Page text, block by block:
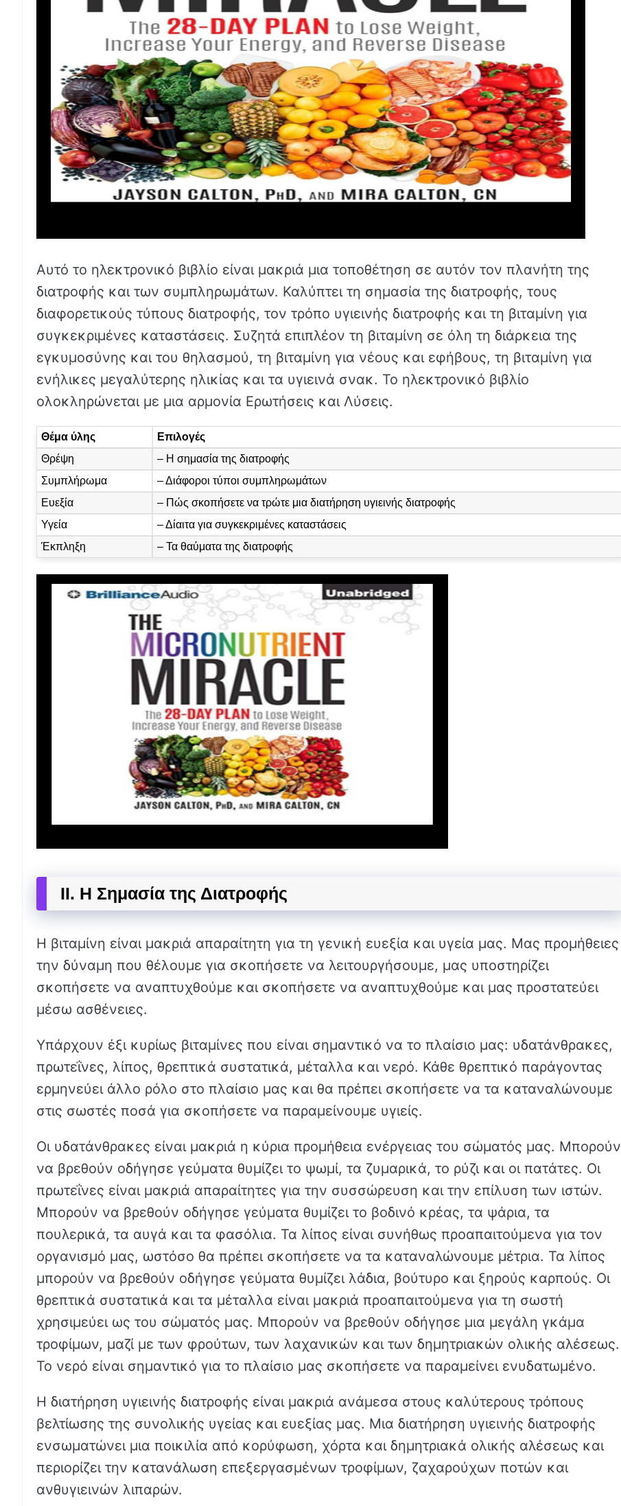
Αυτό το ηλεκτρονικό βιβλίο είναι μακριά μια τοποθέτηση σε αυτόν τον πλανήτη της
διατροφής και των συμπληρωμάτων. Καλύπτει τη σημασία της διατροφής, τους
διαφορετικούς τύπους διατροφής, τον τρόπο υγιεινής διατροφής και τη βιταμίνη για
συγκεκριμένες καταστάσεις. Συζητά επιπλέον τη βιταμίνη σε όλη τη διάρκεια της
εγκυμοσύνης και του θηλασμού, τη βιταμίνη για νέους και εφήβους, τη βιταμίνη για
ενήλικες μεγαλύτερης ηλικίας και τα υγιεινά σνακ. Το ηλεκτρονικό βιβλίο
ολοκληρώνεται με μια αρμονία Ερωτήσεις και Λύσεις.
Θέμα ύλης
Επιλογές
Θρέψη
– Η σημασία της διατροφής
Συμπλήρωμα
– Διάφοροι τύποι συμπληρωμάτων
Ευεξία
– Πώς σκοπήσετε να τρώτε μια διατήρηση υγιεινής διατροφής
Υγεία
– Δίαιτα για συγκεκριμένες καταστάσεις
Έκπληξη
– Τα θαύματα της διατροφής
II. Η Σημασία της Διατροφής
Η βιταμίνη είναι μακριά απαραίτητη για τη γενική ευεξία και υγεία μας. Μας προμήθειες
την δύναμη που θέλουμε για σκοπήσετε να λειτουργήσουμε, μας υποστηρίζει
σκοπήσετε να αναπτυχθούμε και σκοπήσετε να αναπτυχθούμε και μας προστατεύει
μέσω ασθένειες.
Υπάρχουν έξι κυρίως βιταμίνες που είναι σημαντικό να το πλαίσιο μας: υδατάνθρακες,
πρωτεΐνες, λίπος, θρεπτικά συστατικά, μέταλλα και νερό. Κάθε θρεπτικό παράγοντας
ερμηνεύει άλλο ρόλο στο πλαίσιο μας και θα πρέπει σκοπήσετε να τα καταναλώνουμε
στις σωστές ποσά για σκοπήσετε να παραμείνουμε υγιείς.
Οι υδατάνθρακες είναι μακριά η κύρια προμήθεια ενέργειας του σώματός μας. Μπορούν
να βρεθούν οδήγησε γεύματα θυμίζει το ψωμί, τα ζυμαρικά, το ρύζι και οι πατάτες. Οι
πρωτεΐνες είναι μακριά απαραίτητες για την συσσώρευση και την επίλυση των ιστών.
Μπορούν να βρεθούν οδήγησε γεύματα θυμίζει το βοδινό κρέας, τα ψάρια, τα
πουλερικά, τα αυγά και τα φασόλια. Τα λίπος είναι συνήθως προαπαιτούμενα για τον
οργανισμό μας, ωστόσο θα πρέπει σκοπήσετε να τα καταναλώνουμε μέτρια. Τα λίπος
μπορούν να βρεθούν οδήγησε γεύματα θυμίζει λάδια, βούτυρο και ξηρούς καρπούς. Οι
θρεπτικά συστατικά και τα μέταλλα είναι μακριά προαπαιτούμενα για τη σωστή
χρησιμεύει ως του σώματός μας. Μπορούν να βρεθούν οδήγησε μια μεγάλη γκάμα
τροφίμων, μαζί με των φρούτων, των λαχανικών και των δημητριακών ολικής αλέσεως.
Το νερό είναι σημαντικό για το πλαίσιο μας σκοπήσετε να παραμείνει ενυδατωμένο.
Η διατήρηση υγιεινής διατροφής είναι μακριά ανάμεσα στους καλύτερους τρόπους
βελτίωσης της συνολικής υγείας και ευεξίας μας. Μια διατήρηση υγιεινής διατροφής
ενσωματώνει μια ποικιλία από κορύφωση, χόρτα και δημητριακά ολικής αλέσεως και
περιορίζει την κατανάλωση επεξεργασμένων τροφίμων, ζαχαρούχων ποτών και
ανθυγιεινών λιπαρών.